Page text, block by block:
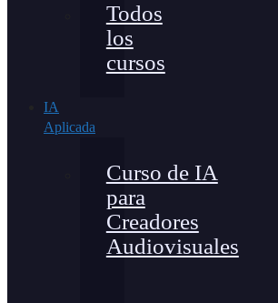
Todos
los
cursos
IA
Aplicada
Curso de IA
para
Creadores
Audiovisuales